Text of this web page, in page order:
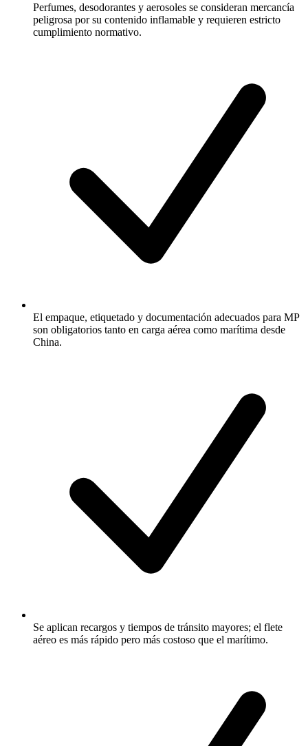
Perfumes, desodorantes y aerosoles se consideran mercancía
peligrosa por su contenido inflamable y requieren estricto
cumplimiento normativo.
El empaque, etiquetado y documentación adecuados para MP
son obligatorios tanto en carga aérea como marítima desde
China.
Se aplican recargos y tiempos de tránsito mayores; el flete
aéreo es más rápido pero más costoso que el marítimo.